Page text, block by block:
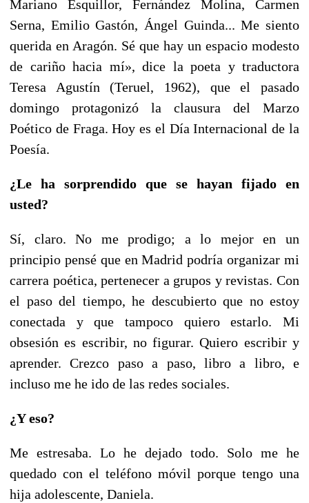
Mariano Esquillor, Fernández Molina, Carmen
Serna, Emilio Gastón, Ángel Guinda... Me siento
querida en Aragón. Sé que hay un espacio modesto
de cariño hacia mí», dice la poeta y traductora
Teresa Agustín (Teruel, 1962), que el pasado
domingo protagonizó la clausura del Marzo
Poético de Fraga. Hoy es el Día Internacional de la
Poesía.
¿Le ha sorprendido que se hayan fijado en
usted?
Sí, claro. No me prodigo; a lo mejor en un
principio pensé que en Madrid podría organizar mi
carrera poética, pertenecer a grupos y revistas. Con
el paso del tiempo, he descubierto que no estoy
conectada y que tampoco quiero estarlo. Mi
obsesión es escribir, no figurar. Quiero escribir y
aprender. Crezco paso a paso, libro a libro, e
incluso me he ido de las redes sociales.
¿Y eso?
Me estresaba. Lo he dejado todo. Solo me he
quedado con el teléfono móvil porque tengo una
hija adolescente, Daniela.